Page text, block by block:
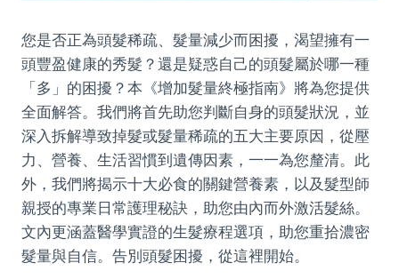
您是否正為頭髮稀疏、髮量減少而困擾，渴望擁有一
頭豐盈健康的秀髮？還是疑惑自己的頭髮屬於哪一種
「多」的困擾？本《增加髮量終極指南》將為您提供
全面解答。我們將首先助您判斷自身的頭髮狀況，並
深入拆解導致掉髮或髮量稀疏的五大主要原因，從壓
力、營養、生活習慣到遺傳因素，一一為您釐清。此
外，我們將揭示十大必食的關鍵營養素，以及髮型師
親授的專業日常護理秘訣，助您由內而外激活髮絲。
文內更涵蓋醫學實證的生髮療程選項，助您重拾濃密
髮量與自信。告別頭髮困擾，從這裡開始。